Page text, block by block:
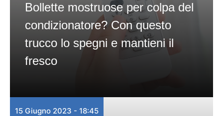
Bollette mostruose per colpa del
condizionatore? Con questo
trucco lo spegni e mantieni il
fresco
15 Giugno 2023 - 18:45